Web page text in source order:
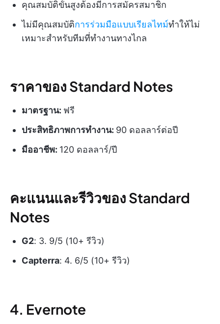
คุณสมบัติขั้นสูงต้องมีการสมัครสมาชิก
ไม่มีคุณสมบัติการร่วมมือแบบเรียลไทม์ทำให้ไม่
เหมาะสำหรับทีมที่ทำงานทางไกล
ราคาของ Standard Notes
มาตรฐาน: ฟรี
ประสิทธิภาพการทำงาน: 90 ดอลลาร์ต่อปี
มืออาชีพ: 120 ดอลลาร์/ปี
คะแนนและรีวิวของ Standard
Notes
G2: 3. 9/5 (10+ รีวิว)
Capterra: 4. 6/5 (10+ รีวิว)
4. Evernote